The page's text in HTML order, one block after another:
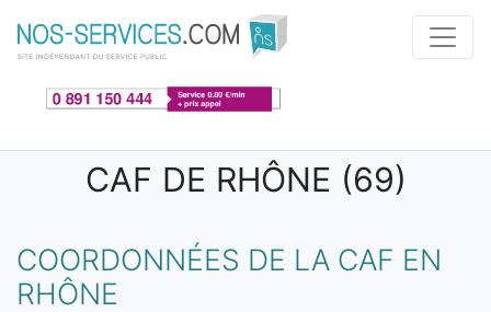
Aller au contenu principal
CAF DE RHÔNE (69)
COORDONNÉES DE LA CAF EN
RHÔNE